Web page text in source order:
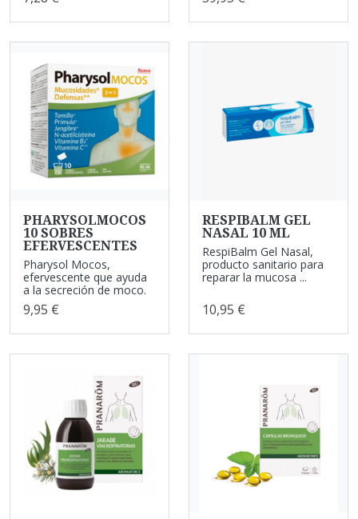
PHARYSOLMOCOS
10 SOBRES
EFERVESCENTES
Pharysol Mocos,
efervescente que ayuda
a la secreción de moco.
9,95 €
RESPIBALM GEL
NASAL 10 ML
RespiBalm Gel Nasal,
producto sanitario para
reparar la mucosa ...
10,95 €